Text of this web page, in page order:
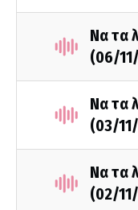
Να τα
(06/
Να τα
(03/
Να τα
(02/